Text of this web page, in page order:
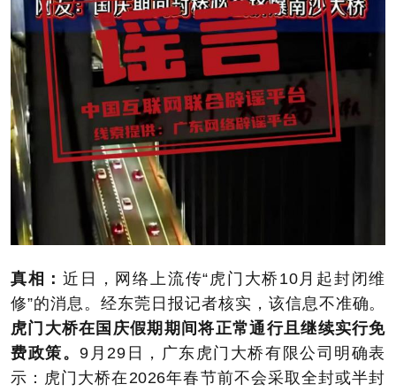
真相：近日，网络上流传“虎门大桥10月起封闭维
修”的消息。经东莞日报记者核实，该信息不准确。
虎门大桥在国庆假期期间将正常通行且继续实行免
费政策。9月29日，广东虎门大桥有限公司明确表
示：虎门大桥在2026年春节前不会采取全封或半封